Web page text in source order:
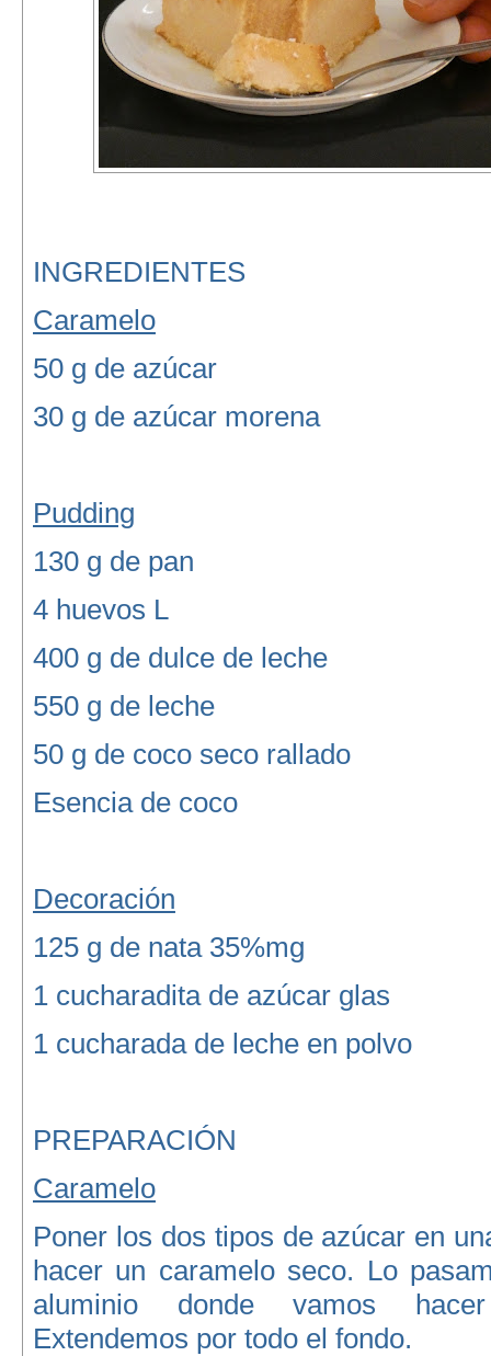
INGREDIENTES
Caramelo
50 g de azúcar
30 g de azúcar morena
Pudding
130 g de pan
4 huevos L
400 g de dulce de leche
550 g de leche
50 g de coco seco rallado
Esencia de coco
Decoración
125 g de nata 35%mg
1 cucharadita de azúcar glas
1 cucharada de leche en polvo
PREPARACIÓN
Caramelo
Poner los dos tipos de azúcar en
hacer un caramelo seco. Lo
aluminio donde vamos
Extendemos por todo el fondo.